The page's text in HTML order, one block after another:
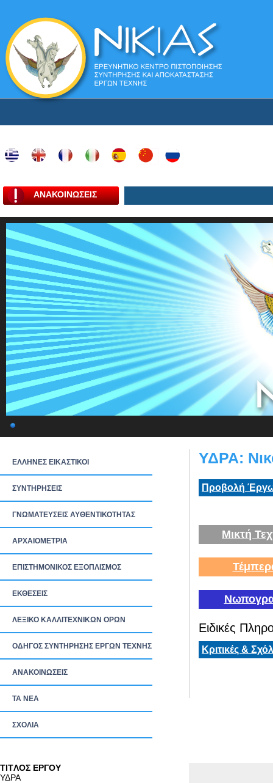
ΑΝΑΚΟΙΝΩΣΕΙΣ
ΕΛΛΗΝΕΣ ΕΙΚΑΣΤΙΚΟΙ
ΣΥΝΤΗΡΗΣΕΙΣ
ΓΝΩΜΑΤΕΥΣΕΙΣ ΑΥΘΕΝΤΙΚΟΤΗΤΑΣ
ΑΡΧΑΙΟΜΕΤΡΙΑ
ΕΠΙΣΤΗΜΟΝΙΚΟΣ ΕΞΟΠΛΙΣΜΟΣ
ΕΚΘΕΣΕΙΣ
ΛΕΞΙΚΟ ΚΑΛΛΙΤΕΧΝΙΚΩΝ ΟΡΩΝ
ΟΔΗΓΟΣ ΣΥΝΤΗΡΗΣΗΣ ΕΡΓΩΝ ΤΕΧΝΗΣ
ΑΝΑΚΟΙΝΩΣΕΙΣ
ΤΑ ΝEΑ
ΣΧΟΛΙΑ
ΥΔΡΑ:
Προβολή
Μικτή
Ειδικές
Κριτικές &
TITΛΟΣ ΕΡΓΟΥ
ΥΔΡΑ